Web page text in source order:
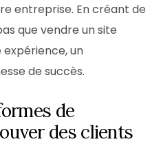
entreprise. En créant de
que vendre un site
un
de succès.
de
des clients